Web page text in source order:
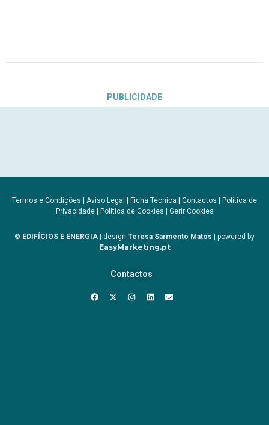
PUBLICIDADE
Termos e Condições | Aviso Legal | Ficha Técnica | Contactos | Política de
Privacidade| Política de Cookies | Gerir Cookies
© EDIFÍCIOS E ENERGIA | design Teresa Sarmento Matos | powered by
EasyMarketing.pt
Contactos